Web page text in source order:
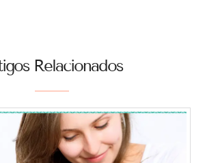
Relacionados